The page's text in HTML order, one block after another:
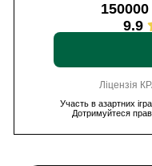
9.9
Ліцензія
Участь в азартних
Дотримуйтеся